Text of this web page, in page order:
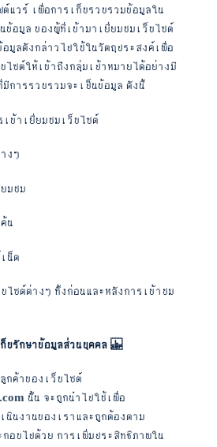
แวร์ เพื่อการเก็บรวบรวมข้อมูลใน
ข้อมูล ของผู้ที่เข้ามาเยี่ยมชมเว็บไซต์
มูลดังกล่าวไปใช้ในวัตถุประสงค์เพื่อ
ไซต์ให้เข้าถึงกลุ่มเป้าหมายได้อย่างมี
การรวบรวมจะเป็นข้อมูล ดังนี้
ข้าเยี่ยมชมเว็บไซต์
งๆ
มชม
น
น็ต
ไซต์ต่างๆ ทั้งก่อนและหลังการเข้าชม
ก็บรักษาข้อมูลส่วนบุคคล
กค้าของเว็บไซต์
นั้น จะถูกนำไปใช้เพื่อ
นินงานของเราและถูกต้องตาม
อบไปด้วย การเพิ่มประสิทธิภาพใน